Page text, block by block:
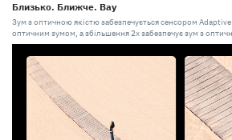
Близько. Ближче. Вау
Зум з оптичною якістю забезпечується сенсором
оптичним зумом, а збільшення 2x забезпечує зум з